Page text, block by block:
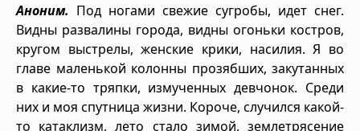
Аноним. Под ногами свежие сугробы, идет снег.
Видны развалины города, видны огоньки костров,
кругом выстрелы, женские крики, насилия. Я во
главе маленькой колонны прозябших, закутанных
в какие-то тряпки, измученных девчонок. Среди
них и моя спутница жизни. Короче, случился какой-
то катаклизм, лето стало зимой, землетрясение